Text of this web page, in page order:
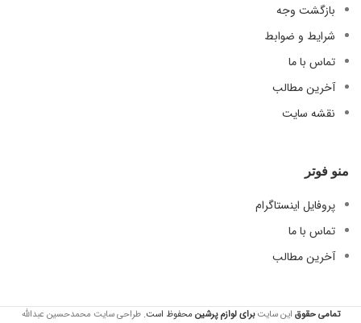
بازگشت وجه
شرایط و ضوابط
تماس با ما
آخرین مطالب
نقشه سایت
منو فوتر
پروفایل اینستاگرام
تماس با ما
آخرین مطالب
تمامی حقوق این سایتبرای لوازمپرشین محفوظ است.طراحی سایت محمدحسین عبدالله